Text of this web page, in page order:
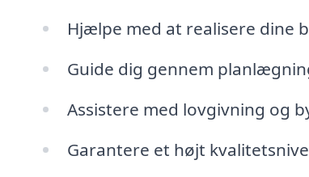
Hjælpe med at realisere dine
Guide dig gennem
Assistere med lovgivning og
Garantere et højt